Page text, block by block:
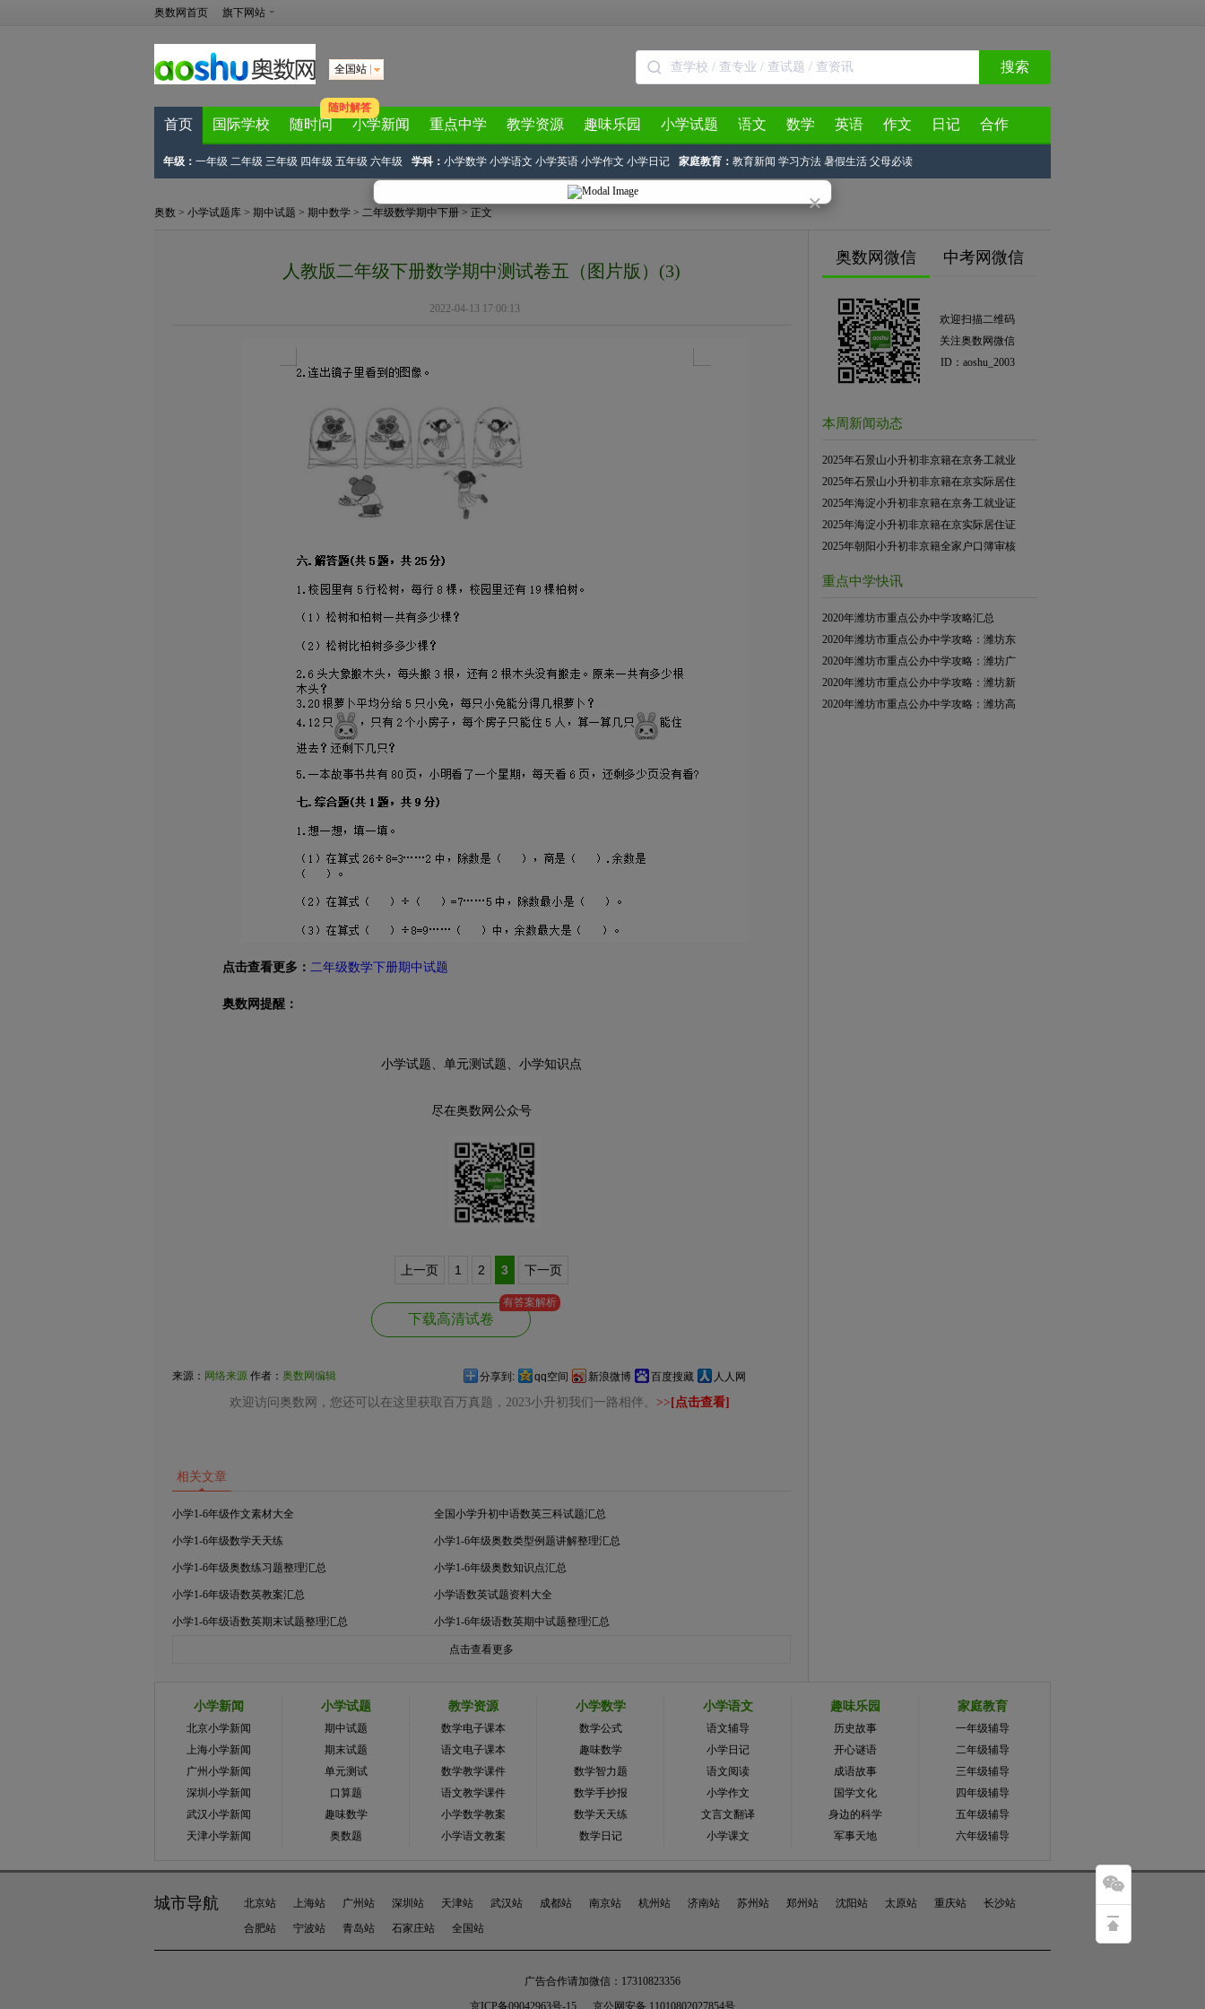
×
奥数网首页 旗下网站
全国站 搜索
首页 国际学校 随时问
随时解答
小学新闻 重点中学 教学资源 趣味乐园 小学试题 语文 数学 英语 作文 日记 合作
年级： 一年级 二年级 三年级 四年级 五年级 六年级 学科： 小学数学 小学语文 小学英语 小学作文 小学日记 家庭教育： 教育新闻 学习方法 暑假生活 父母必读
奥数 > 小学试题库 > 期中试题 > 期中数学 > 二年级数学期中下册 > 正文
人教版二年级下册数学期中测试卷五（图片版）(3)
2022-04-13 17:00:13
点击查看更多： 二年级数学下册期中试题
奥数网提醒：
小学试题、单元测试题、小学知识点
尽在奥数网公众号
上一页 1 2 3 下一页
下载高清试卷
有答案解析
来源： 网络来源 作者： 奥数网编辑 分享到: qq空间 新浪微博 百度搜藏 人人网
欢迎访问奥数网，您还可以在这里获取百万真题，2023小升初我们一路相伴。 >> [点击查看]
相关文章
小学1-6年级作文素材大全 全国小学升初中语数英三科试题汇总
小学1-6年级数学天天练 小学1-6年级奥数类型例题讲解整理汇总
小学1-6年级奥数练习题整理汇总 小学1-6年级奥数知识点汇总
小学1-6年级语数英教案汇总 小学语数英试题资料大全
小学1-6年级语数英期末试题整理汇总 小学1-6年级语数英期中试题整理汇总
点击查看更多
奥数网微信 中考网微信
欢迎扫描二维码
关注奥数网微信
ID：aoshu_2003
本周新闻动态
2025年石景山小升初非京籍在京务工就业
2025年石景山小升初非京籍在京实际居住
2025年海淀小升初非京籍在京务工就业证
2025年海淀小升初非京籍在京实际居住证
2025年朝阳小升初非京籍全家户口簿审核
重点中学快讯
2020年潍坊市重点公办中学攻略汇总
2020年潍坊市重点公办中学攻略：潍坊东
2020年潍坊市重点公办中学攻略：潍坊广
2020年潍坊市重点公办中学攻略：潍坊新
2020年潍坊市重点公办中学攻略：潍坊高
小学新闻
北京小学新闻
上海小学新闻
广州小学新闻
深圳小学新闻
武汉小学新闻
天津小学新闻
小学试题
期中试题
期末试题
单元测试
口算题
趣味数学
奥数题
教学资源
数学电子课本
语文电子课本
数学教学课件
语文教学课件
小学数学教案
小学语文教案
小学数学
数学公式
趣味数学
数学智力题
数学手抄报
数学天天练
数学日记
小学语文
语文辅导
小学日记
语文阅读
小学作文
文言文翻译
小学课文
趣味乐园
历史故事
开心谜语
成语故事
国学文化
身边的科学
军事天地
家庭教育
一年级辅导
二年级辅导
三年级辅导
四年级辅导
五年级辅导
六年级辅导
城市导航 北京站 上海站 广州站 深圳站 天津站 武汉站 成都站 南京站 杭州站 济南站 苏州站 郑州站 沈阳站 太原站 重庆站
长沙站
合肥站
宁波站 青岛站 石家庄站 全国站
广告合作请加微信：17310823356
京ICP备09042963号-15
京公网安备 11010802027854号